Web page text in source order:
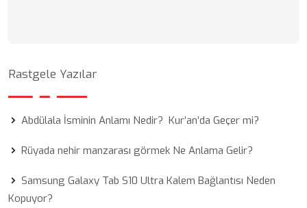
Rastgele Yazılar
Abdülala İsminin Anlamı Nedir? Kur’an’da Geçer mi?
Rüyada nehir manzarası görmek Ne Anlama Gelir?
Samsung Galaxy Tab S10 Ultra Kalem Bağlantısı Neden
Kopuyor?